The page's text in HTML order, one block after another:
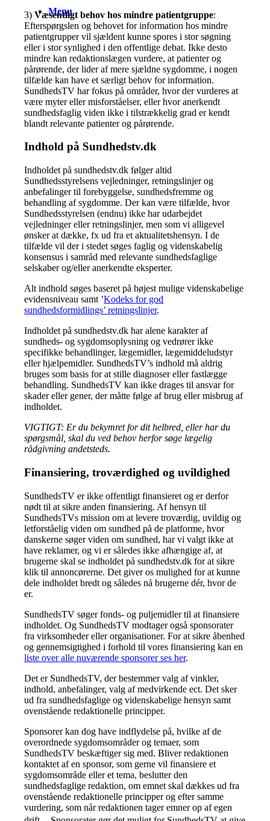
Menu
3)Væsentligt behov hos mindre patientgruppe:
Efterspørgslen og behovet for information hos mindre
patientgrupper vil sjældent kunne spores i stor søgning
eller i stor synlighed i den offentlige debat. Ikke desto
mindre kan redaktionslægen vurdere, at patienter og
pårørende, der lider af mere sjældne sygdomme, i nogen
tilfælde kan have et særligt behov for information.
SundhedsTV har fokus på områder, hvor der vurderes at
være myter eller misforståelser, eller hvor anerkendt
sundhedsfaglig viden ikke i tilstrækkelig grad er kendt
blandt relevante patienter og pårørende.
Indhold på Sundhedstv.dk
Indholdet på sundhedstv.dk følger altid
Sundhedsstyrelsens vejledninger, retningslinjer og
anbefalinger til forebyggelse, sundhedsfremme og
behandling af sygdomme. Der kan være tilfælde, hvor
Sundhedsstyrelsen (endnu) ikke har udarbejdet
vejledninger eller retningslinjer, men som vi alligevel
ønsker at dække, fx ud fra et aktualitetshensyn. I de
tilfælde vil der i stedet søges faglig og videnskabelig
konsensus i samråd med relevante sundhedsfaglige
selskaber og/eller anerkendte eksperter.
Alt indhold søges baseret på højest mulige videnskabelige
evidensniveau samt ’Kodeks for god
sundhedsformidlings’ retningslinjer.
Indholdet på sundhedstv.dk har alene karakter af
sundheds- og sygdomsoplysning og vedrører ikke
specifikke behandlinger, lægemidler, lægemiddeludstyr
eller hjælpemidler. SundhedsTV’s indhold må aldrig
bruges som basis for at stille diagnoser eller fastlægge
behandling. SundhedsTV kan ikke drages til ansvar for
skader eller gener, der måtte følge af brug eller misbrug af
indholdet.
VIGTIGT: Er du bekymret for dit helbred, eller har du
spørgsmål, skal du ved behov herfor søge lægelig
rådgivning andetsteds.
Finansiering, troværdighed og uvildighed
SundhedsTV er ikke offentligt finansieret og er derfor
nødt til at sikre anden finansiering. Af hensyn til
SundhedsTVs mission om at levere troværdig, uvildig og
letforståelig viden om sundhed på de platforme, hvor
danskerne søger viden om sundhed, har vi valgt ikke at
have reklamer, og vi er således ikke afhængige af, at
brugerne skal se indholdet på sundhedstv.dk for at sikre
klik til annoncørerne. Det giver os mulighed for at kunne
dele indholdet bredt og således nå brugerne dér, hvor de
er.
SundhedsTV søger fonds- og puljemidler til at finansiere
indholdet. Og SundhedsTV modtager også sponsorater
fra virksomheder eller organisationer. For at sikre åbenhed
og gennemsigtighed i forhold til vores finansiering kan en
liste over alle nuværende sponsorer ses her.
Det er SundhedsTV, der bestemmer valg af vinkler,
indhold, anbefalinger, valg af medvirkende ect. Det sker
ud fra sundhedsfaglige og videnskabelige hensyn samt
ovenstående redaktionelle principper.
Sponsorer kan dog have indflydelse på, hvilke af de
overordnede sygdomsområder og temaer, som
SundhedsTV beskæftiger sig med. Bliver redaktionen
kontaktet af en sponsor, som gerne vil finansiere et
sygdomsområde eller et tema, beslutter den
sundhedsfaglige redaktion, om emnet skal dækkes ud fra
ovenstående redaktionelle principper og efter samme
vurdering, som når redaktionen tager emner op af egen